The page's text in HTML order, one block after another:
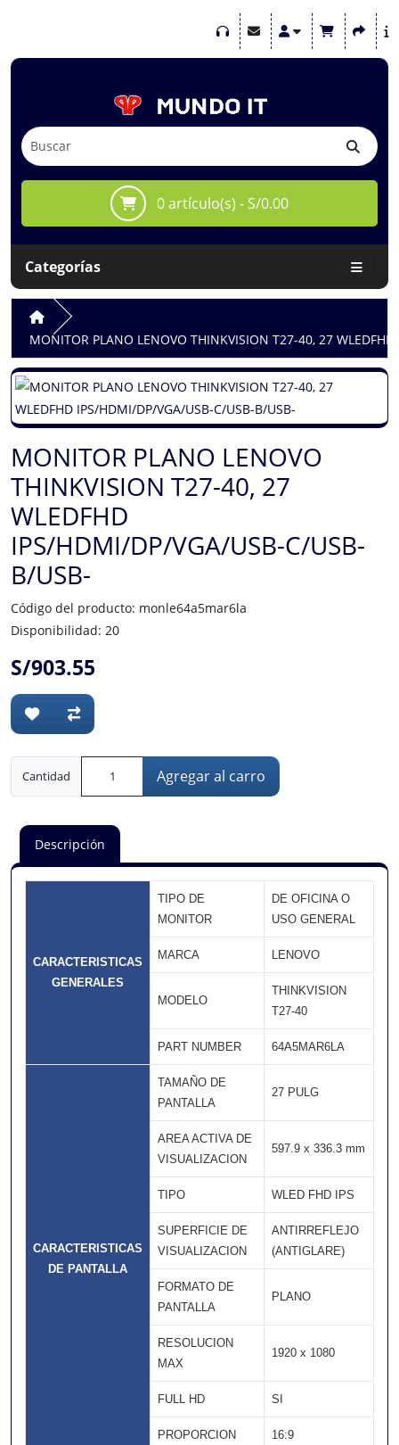
0 artículo(s) - S/0.00
Categorías
MONITOR PLANO LENOVO THINKVISION T27-40, 27
MONITOR PLANO LENOVO
THINKVISION T27-40, 27
WLEDFHD
IPS/HDMI/DP/VGA/USB-C/USB-
B/USB-
Código del producto: monle64a5mar6la
Disponibilidad: 20
S/903.55
Cantidad Agregar al carro
Descripción
CARACTERISTICAS
GENERALES
TIPO DE
MONITOR
DE OFICINA O
USO GENERAL
MARCA LENOVO
MODELO
THINKVISION
T27-40
PART NUMBER 64A5MAR6LA
CARACTERISTICAS
DE PANTALLA
TAMAÑO DE
PANTALLA
27 PULG
AREA ACTIVA DE
VISUALIZACION
597.9 x 336.3 mm
TIPO WLED FHD IPS
SUPERFICIE DE
VISUALIZACION
ANTIRREFLEJO
(ANTIGLARE)
FORMATO DE
PANTALLA
PLANO
RESOLUCION
MAX
1920 x 1080
FULL HD SI
PROPORCION 16:9